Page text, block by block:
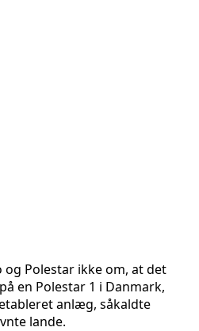
Polestar ikke om, at det
en Polestar 1 i Danmark,
anlæg, såkaldte
lande.